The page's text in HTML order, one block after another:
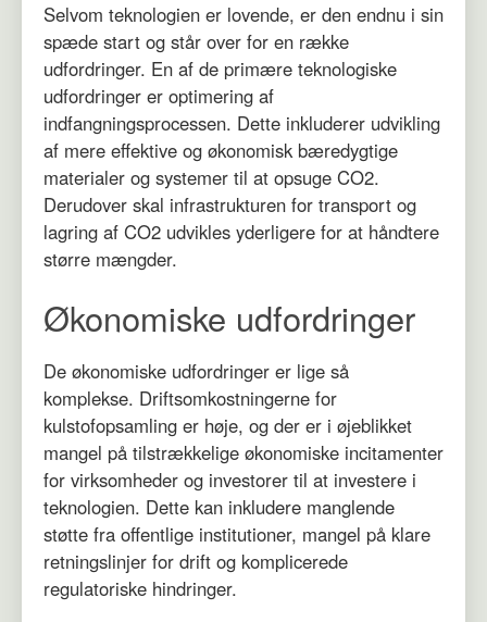
Selvom teknologien er lovende, er den endnu i sin
spæde start og står over for en række
udfordringer. En af de primære teknologiske
udfordringer er optimering af
indfangningsprocessen. Dette inkluderer udvikling
af mere effektive og økonomisk bæredygtige
materialer og systemer til at opsuge CO2.
Derudover skal infrastrukturen for transport og
lagring af CO2 udvikles yderligere for at håndtere
større mængder.
Økonomiske udfordringer
De økonomiske udfordringer er lige så
komplekse. Driftsomkostningerne for
kulstofopsamling er høje, og der er i øjeblikket
mangel på tilstrækkelige økonomiske incitamenter
for virksomheder og investorer til at investere i
teknologien. Dette kan inkludere manglende
støtte fra offentlige institutioner, mangel på klare
retningslinjer for drift og komplicerede
regulatoriske hindringer.